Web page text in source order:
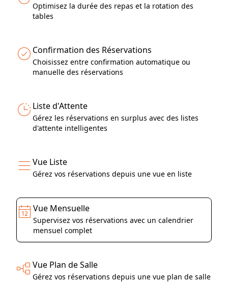
Optimisez la durée des repas et la rotation des
tables
Confirmation des Réservations
Choisissez entre confirmation automatique ou
manuelle des réservations
Liste d'Attente
Gérez les réservations en surplus avec des listes
d'attente intelligentes
Vue Liste
Gérez vos réservations depuis une vue en liste
Vue Mensuelle
Supervisez vos réservations avec un calendrier
mensuel complet
Vue Plan de Salle
Gérez vos réservations depuis une vue plan de salle